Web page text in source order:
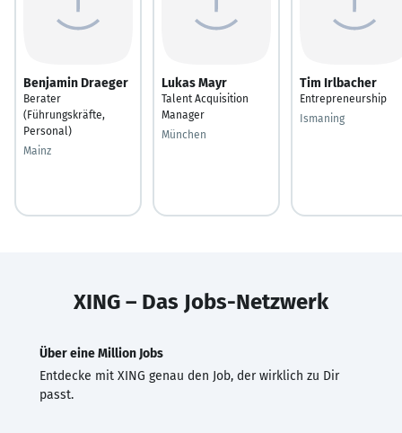
Benjamin Draeger
Berater
(Führungskräfte,
Personal)
Mainz
Lukas Mayr
Talent Acquisition
Manager
München
Tim Irlbacher
Entrepreneurship
Ismaning
XING – Das Jobs-Netzwerk
Über eine Million Jobs
Entdecke mit XING genau den Job, der wirklich zu Dir
passt.